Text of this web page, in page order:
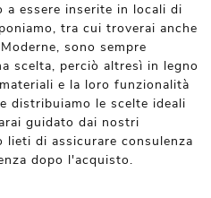
a essere inserite in locali di
tra cui troverai anche
sono sempre
scelta, perciò altresì in legno
e la loro funzionalità
distribuiamo le scelte ideali
guidato dai nostri
lieti di assicurare consulenza
dopo l'acquisto.